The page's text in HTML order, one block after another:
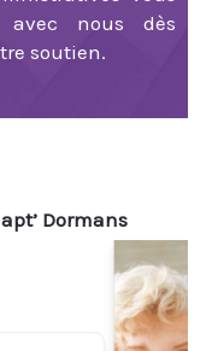
avec nous dès
soutien.
Dormans